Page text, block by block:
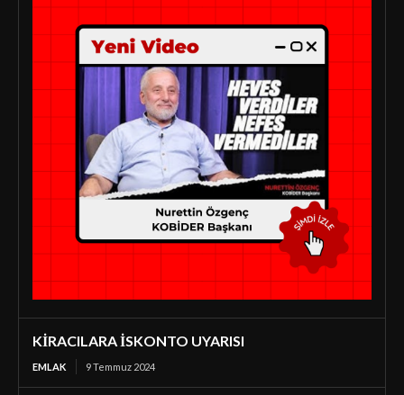
KİRACILARA İSKONTO UYARISI
EMLAK 9 Temmuz 2024